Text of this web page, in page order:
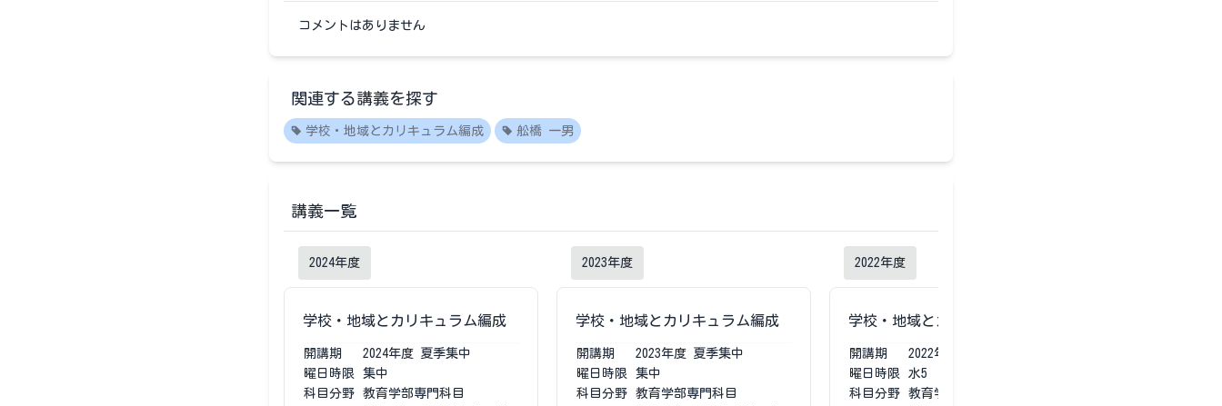
コメントはありません
関連する講義を探す
学校・地域とカリキュラム編成 舩橋 一男
講義一覧
2024年度
学校・地域とカリキュラム編成
開講期 2024年度 夏季集中
曜日時限
集中
科目分野
教育学部専門科目
2023年度
学校・地域とカリキュラム編成
開講期 2023年度 夏季集中
曜日時限
集中
科目分野
教育学部専門科目
2022年度
学校・地域とカリキュラム編成
開講期 2022年度
曜日時限
水5
科目分野
教育学部専門科目